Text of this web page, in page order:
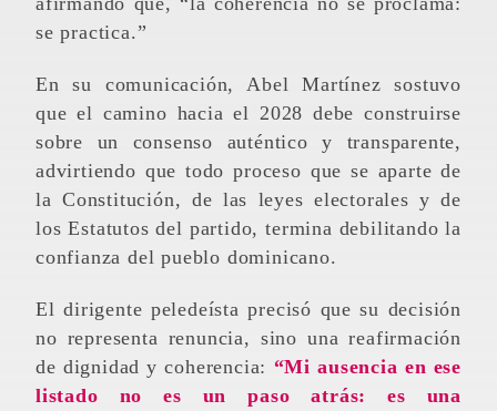
se practica.”
En su comunicación, Abel Martínez sostuvo
que el camino hacia el 2028 debe construirse
sobre un consenso auténtico y transparente,
advirtiendo que todo proceso que se aparte de
la Constitución, de las leyes electorales y de
los Estatutos del partido, termina debilitando la
confianza del pueblo dominicano.
El dirigente peledeísta precisó que su decisión
no representa renuncia, sino una reafirmación
de dignidad y coherencia: “Mi ausencia en ese
listado no es un paso atrás: es una